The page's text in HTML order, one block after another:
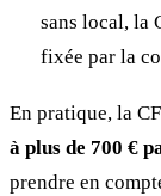
sans local, la
fixée par la
En pratique, la
à plus de 700 €
prendre en